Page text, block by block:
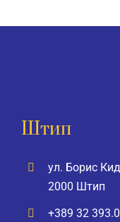
Штип
ул. Борис
2000 Штип
+389 32